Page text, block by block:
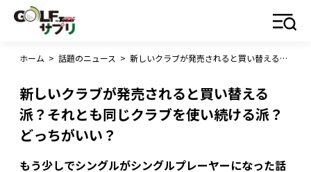
ホーム > 話題のニュース > 新しいクラブが発売されると買い替える派？それとも同じクラブを使い続ける派？どっちがいい？
新しいクラブが発売されると買い替える
派？それとも同じクラブを使い続ける派？
どっちがいい？
もう少しでシングルがシングルプレーヤーになった話